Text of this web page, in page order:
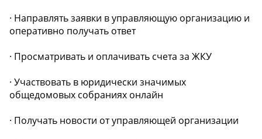
· Направлять заявки в управляющую организацию и
оперативно получать ответ
· Просматривать и оплачивать счета за ЖКУ
· Участвовать в юридически значимых
общедомовых собраниях онлайн
· Получать новости от управляющей организации